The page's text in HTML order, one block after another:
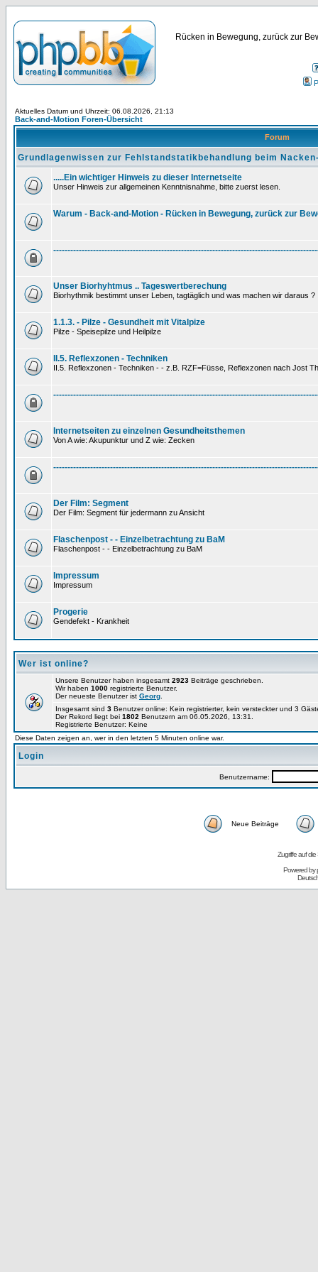
Rücken in Bewegung, zurück zur
Aktuelles Datum und Uhrzeit: 06.08.2026, 21:13
Back-and-Motion Foren-Übersicht
Forum
Grundlagenwissen zur Fehlstandstatikbehandlung beim
.....Ein wichtiger Hinweis zu dieser Internetseite
Unser Hinweis zur allgemeinen Kenntnisnahme, bitte zuerst lesen.
Warum - Back-and-Motion - Rücken in Bewegung, zurück zur
Unser Biorhyhtmus .. Tageswertberechung
Biorhythmik bestimmt unser Leben, tagtäglich und was machen wir daraus ?
1.1.3. - Pilze - Gesundheit mit Vitalpize
Pilze - Speisepilze und Heilpilze
II.5. Reflexzonen - Techniken
II.5. Reflexzonen - Techniken - - z.B. RZF=Füsse, Reflexzonen nach Jost
Internetseiten zu einzelnen Gesundheitsthemen
Von A wie: Akupunktur und Z wie: Zecken
Der Film: Segment
Der Film: Segment für jedermann zu Ansicht
Flaschenpost - - Einzelbetrachtung zu BaM
Flaschenpost - - Einzelbetrachtung zu BaM
Impressum
Impressum
Progerie
Gendefekt - Krankheit
Wer ist online?
Unsere Benutzer haben insgesamt 2923 Beiträge geschrieben.
Wir haben 1000 registrierte Benutzer.
Der neueste Benutzer ist Georg
Insgesamt sind 3 Benutzer online: Kein registrierter, kein versteckter und 3
Der Rekord liegt bei 1802 Benutzern am 06.05.2026, 13:31.
Registrierte Benutzer: Keine
Diese Daten zeigen an, wer in den letzten 5 Minuten online war.
Login
Benutzername:
Neue Beiträge
Zugriffe auf
Powered by